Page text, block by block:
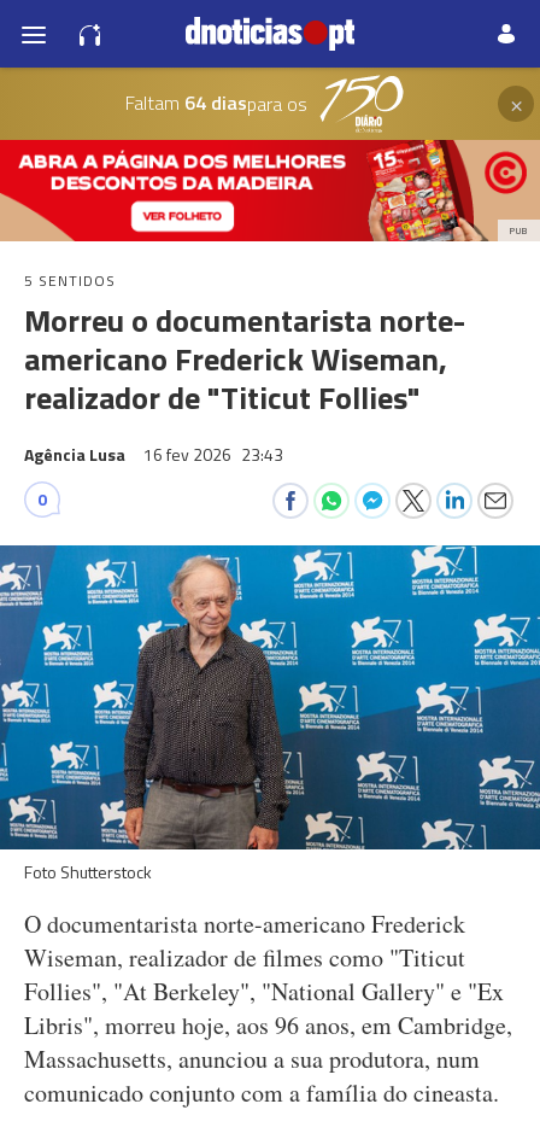
Faltam 64 diaspara os ×
PUB
5 SENTIDOS
Morreu o documentarista norte-
americano Frederick Wiseman,
realizador de "Titicut Follies"
Agência Lusa 16 fev 2026 23:43
0
Foto Shutterstock
O documentarista norte-americano Frederick
Wiseman, realizador de filmes como "Titicut
Follies", "At Berkeley", "National Gallery" e "Ex
Libris", morreu hoje, aos 96 anos, em Cambridge,
Massachusetts, anunciou a sua produtora, num
comunicado conjunto com a família do cineasta.